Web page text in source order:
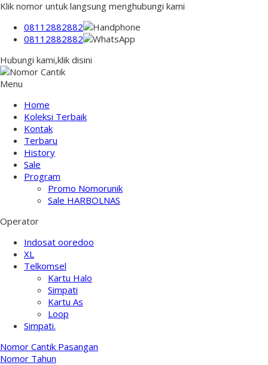
Klik nomor untuk langsung menghubungi kami
08112882882
08112882882
Hubungi kami,klik disini
Menu
Home
Koleksi Terbaik
Kontak
Terbaru
History
Sale
Program
Promo Nomorunik
Sale HARBOLNAS
Operator
Indosat ooredoo
XL
Telkomsel
Kartu Halo
Simpati
Kartu As
Loop
Simpati.
Nomor Cantik Pasangan
Nomor Tahun